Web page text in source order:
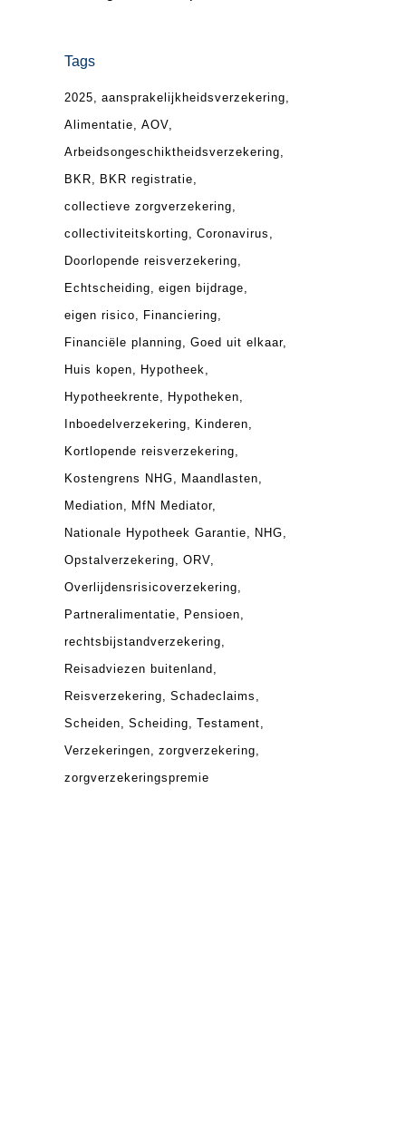
Tags
2025
aansprakelijkheidsverzekering
Alimentatie
AOV
Arbeidsongeschiktheidsverzekering
BKR
BKR registratie
collectieve zorgverzekering
collectiviteitskorting
Coronavirus
Doorlopende reisverzekering
Echtscheiding
eigen bijdrage
eigen risico
Financiering
Financiële planning
Goed uit elkaar
Huis kopen
Hypotheek
Hypotheekrente
Hypotheken
Inboedelverzekering
Kinderen
Kortlopende reisverzekering
Kostengrens NHG
Maandlasten
Mediation
MfN Mediator
Nationale Hypotheek Garantie
NHG
Opstalverzekering
ORV
Overlijdensrisicoverzekering
Partneralimentatie
Pensioen
rechtsbijstandverzekering
Reisadviezen buitenland
Reisverzekering
Schadeclaims
Scheiden
Scheiding
Testament
Verzekeringen
zorgverzekering
zorgverzekeringspremie